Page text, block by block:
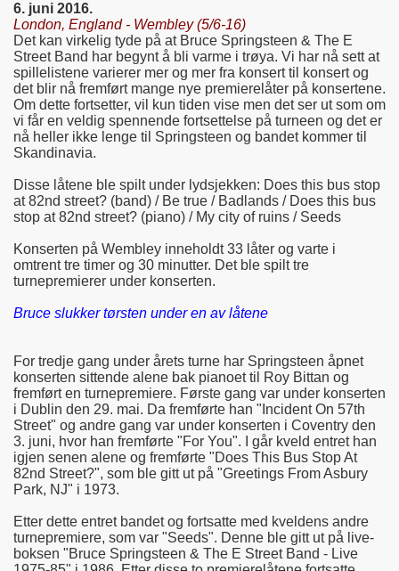
6. juni 2016.
London, England - Wembley (5/6-16)
Det kan virkelig tyde på at Bruce Springsteen & The E
Street Band har begynt å bli varme i trøya. Vi har nå sett at
spillelistene varierer mer og mer fra konsert til konsert og
det blir nå fremført mange nye premierelåter på konsertene.
Om dette fortsetter, vil kun tiden vise men det ser ut som om
vi får en veldig spennende fortsettelse på turneen og det er
nå heller ikke lenge til Springsteen og bandet kommer til
Skandinavia.
Disse låtene ble spilt under lydsjekken: Does this bus stop
at 82nd street? (band) / Be true / Badlands / Does this bus
stop at 82nd street? (piano) / My city of ruins / Seeds
Konserten på Wembley inneholdt 33 låter og varte i
omtrent tre timer og 30 minutter. Det ble spilt tre
turnepremierer under konserten.
Bruce slukker tørsten under en av låtene
For tredje gang under årets turne har Springsteen åpnet
konserten sittende alene bak pianoet til Roy Bittan og
fremført en turnepremiere. Første gang var under konserten
i Dublin den 29. mai. Da fremførte han "Incident On 57th
Street" og andre gang var under konserten i Coventry den
3. juni, hvor han fremførte "For You". I går kveld entret han
igjen senen alene og fremførte "Does This Bus Stop At
82nd Street?", som ble gitt ut på "Greetings From Asbury
Park, NJ" i 1973.
Etter dette entret bandet og fortsatte med kveldens andre
turnepremiere, som var "Seeds". Denne ble gitt ut på live-
boksen "Bruce Springsteen & The E Street Band - Live